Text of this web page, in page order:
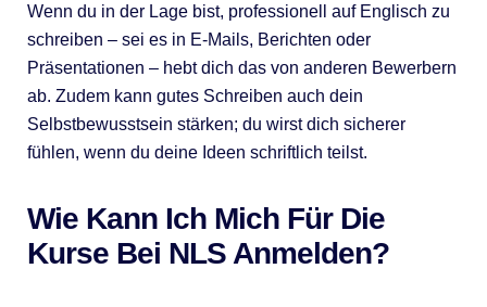
Wenn du in der Lage bist, professionell auf Englisch zu
schreiben – sei es in E-Mails, Berichten oder
Präsentationen – hebt dich das von anderen Bewerbern
ab. Zudem kann gutes Schreiben auch dein
Selbstbewusstsein stärken; du wirst dich sicherer
fühlen, wenn du deine Ideen schriftlich teilst.
Wie Kann Ich Mich Für Die
Kurse Bei NLS Anmelden?